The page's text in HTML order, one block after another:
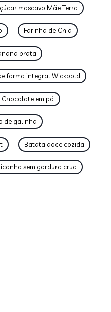
mascavo Mãe Terra
Farinha de Chia
prata
forma integral Wickbold
Chocolate em pó
de galinha
Batata doce cozida
sem gordura crua